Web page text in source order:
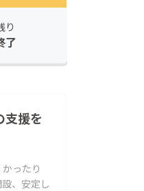
り
了
支援を
ったり
、安定し